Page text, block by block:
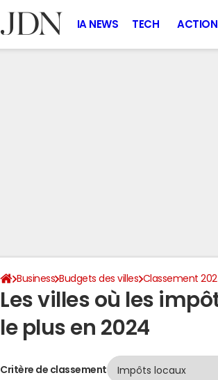
IA NEWS TECH ACTION
Business Budgets des villes Classement
Les villes où les
le plus en 2024
Critère de classement